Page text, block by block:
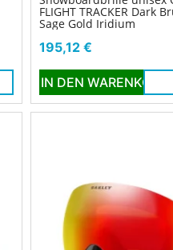
FLIGHT TRACKER Dark
Sage Gold Iridium
Preis
195,12 €
IN DEN WARENKORB